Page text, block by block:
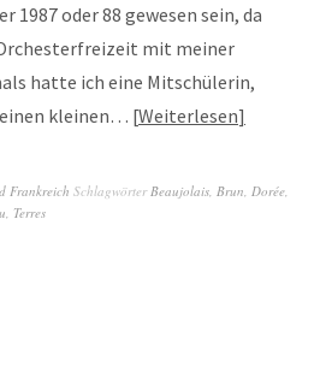
1987 oder 88 gewesen sein, da
mit meiner
hatte ich eine Mitschülerin,
kleinen… Weiterlesen
Frankreich Schlagwörter Beaujolais Brun Dorée
Terres